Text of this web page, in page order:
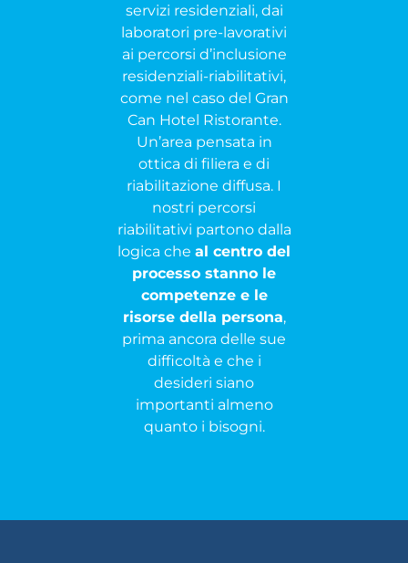
servizi residenziali, dai
laboratori pre-lavorativi
ai percorsi d’inclusione
residenziali-riabilitativi,
come nel caso del Gran
Can Hotel Ristorante.
Un’area pensata in
ottica di filiera e di
riabilitazione diffusa. I
nostri percorsi
riabilitativi partono dalla
logica che al centro del
processo stanno le
competenze e le
risorse della persona,
prima ancora delle sue
difficoltà e che i
desideri siano
importanti almeno
quanto i bisogni.